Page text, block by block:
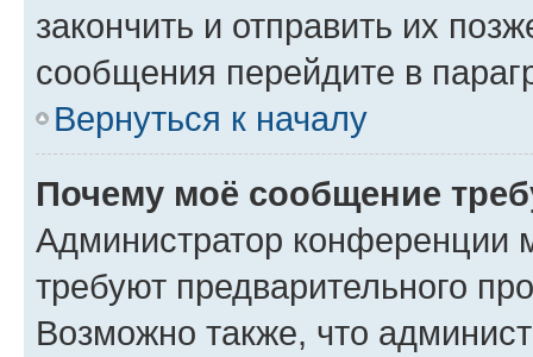
закончить и отправить их
сообщения перейдите в
Вернуться к началу
Почему моё сообщение
Администратор конференции
требуют предварительного
Возможно также, что